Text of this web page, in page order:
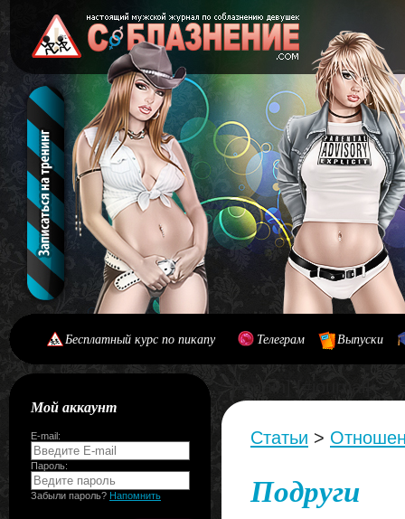
Бесплатный курс по пикапу Телеграм Выпуски
Мой аккаунт
E-mail:
Пароль:
Забыли пароль? Напомнить
Статьи >
Подруги